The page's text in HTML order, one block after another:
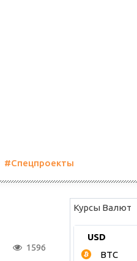
#Спецпроекты
1596
Курсы Валют
USD
BTC